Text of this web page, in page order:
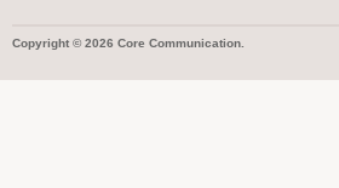
Copyright © 2026 Core Communication.